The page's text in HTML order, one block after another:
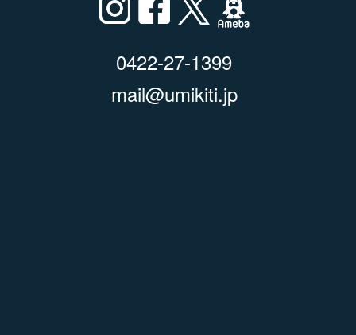
0422-27-1399
mail@umikiti.jp